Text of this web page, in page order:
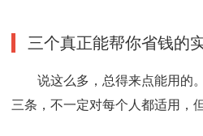
三个真正能帮你省钱的
说这么多，总得来点能用的
三条，不一定对每个人都适用，